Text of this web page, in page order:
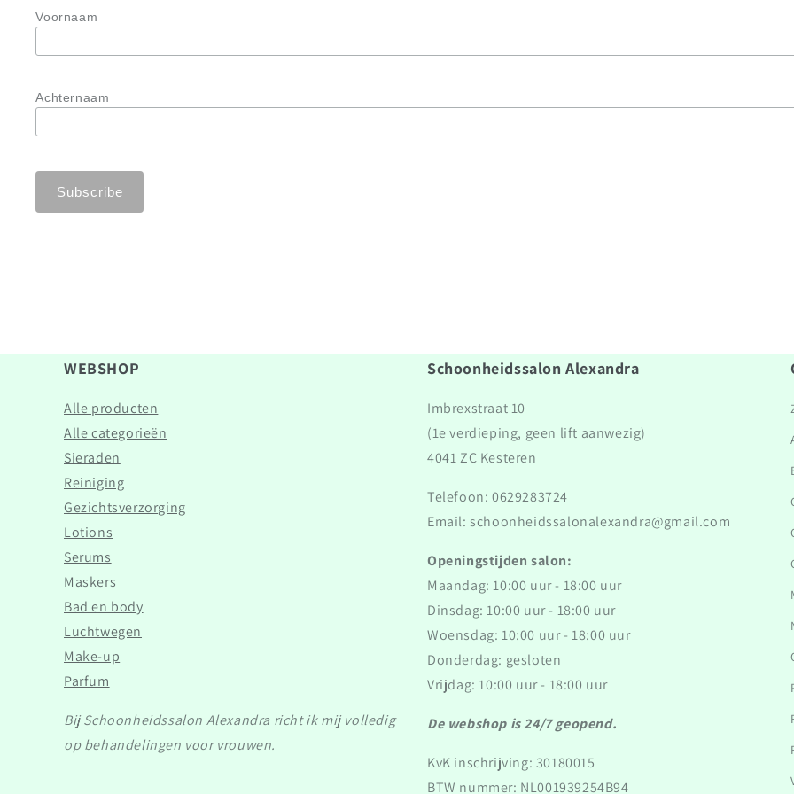
Voornaam
Achternaam
WEBSHOP
Alle producten
Alle categorieën
Sieraden
Reiniging
Gezichtsverzorging
Lotions
Serums
Maskers
Bad en body
Luchtwegen
Make-up
Parfum
Bij Schoonheidssalon Alexandra richt ik mij volledig
op behandelingen voor vrouwen.
Schoonheidssalon Alexandra
Imbrexstraat 10
(1e verdieping, geen lift aanwezig)
4041 ZC Kesteren
Telefoon: 0629283724
Email: schoonheidssalonalexandra@gmail.com
Openingstijden salon:
Maandag: 10:00 uur - 18:00 uur
Dinsdag: 10:00 uur - 18:00 uur
Woensdag: 10:00 uur - 18:00 uur
Donderdag: gesloten
Vrijdag: 10:00 uur - 18:00 uur
De webshop is 24/7 geopend.
KvK inschrijving: 30180015
BTW nummer: NL001939254B94